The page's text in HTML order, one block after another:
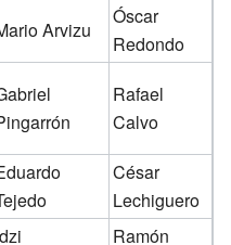
Arvizu
Óscar
Redondo
Rafael
Calvo
César
Lechiguero
Ramón